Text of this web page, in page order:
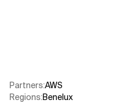
Partners:AWS​
Regions:Benelux